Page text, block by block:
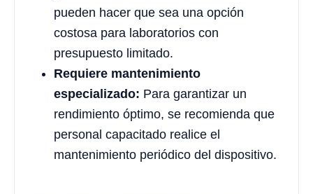
pueden hacer que sea una opción
costosa para laboratorios con
presupuesto limitado.
Requiere mantenimiento
especializado: Para garantizar un
rendimiento óptimo, se recomienda que
personal capacitado realice el
mantenimiento periódico del dispositivo.